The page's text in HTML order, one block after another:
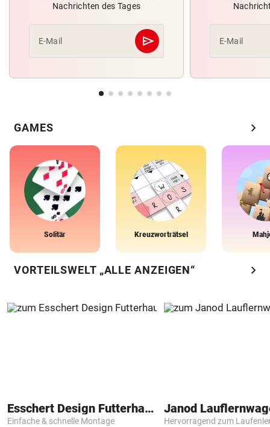
Nachrichten des Tages
E-Mail send
Abschicken E-Mail
GAMES chevron_right
Solitär Kreuzworträtsel
VORTEILSWELT „ALLE ANZEIGEN“ chevron_right
Esschert Design Futterhaus
Einfache & schnelle Montage
Janod
Hervorragend zum